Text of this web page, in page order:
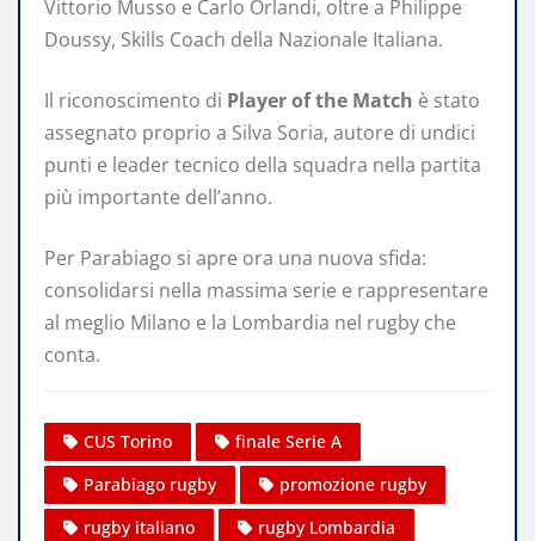
Vittorio Musso e Carlo Orlandi, oltre a Philippe
Doussy, Skills Coach della Nazionale Italiana.
Il riconoscimento di Player of the Match è stato
assegnato proprio a Silva Soria, autore di undici
punti e leader tecnico della squadra nella partita
più importante dell’anno.
Per Parabiago si apre ora una nuova sfida:
consolidarsi nella massima serie e rappresentare
al meglio Milano e la Lombardia nel rugby che
conta.
CUS Torino
finale Serie A
Parabiago rugby
promozione rugby
rugby italiano
rugby Lombardia